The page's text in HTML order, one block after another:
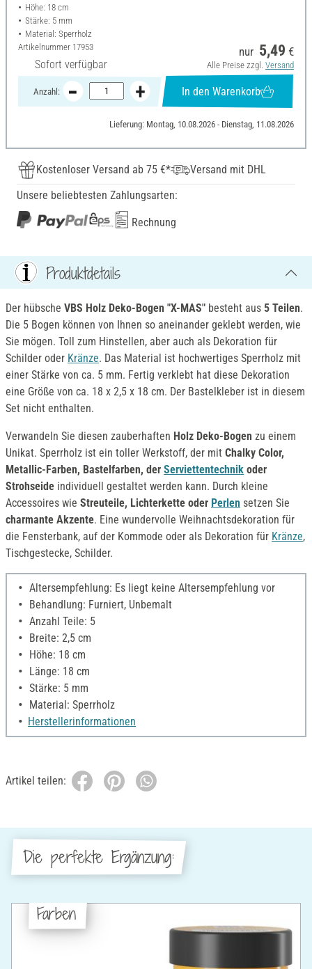
Höhe: 18 cm
Stärke: 5 mm
Material: Sperrholz
Artikelnummer 17953
Sofort verfügbar
nur 5,49 €
Alle Preise zzgl. Versand
Anzahl: In den Warenkorb
Lieferung: Montag, 10.08.2026 - Dienstag, 11.08.2026
Kostenloser Versand ab 75 €*
Versand mit DHL
Unsere beliebtesten Zahlungsarten:
Rechnung
Produktdetails
Der hübsche VBS Holz Deko-Bogen "X-MAS" besteht aus 5 Teilen.
Die 5 Bogen können von Ihnen so aneinander geklebt werden, wie
Sie mögen. Toll zum Hinstellen, aber auch als Dekoration für
Schilder oder Kränze. Das Material ist hochwertiges Sperrholz mit
einer Stärke von ca. 5 mm. Fertig verklebt hat diese Dekoration
eine Größe von ca. 18 x 2,5 x 18 cm. Der Bastelkleber ist in diesem
Set nicht enthalten.
Verwandeln Sie diesen zauberhaften Holz Deko-Bogen zu einem
Unikat. Sperrholz ist ein toller Werkstoff, der mit Chalky Color,
Metallic-Farben, Bastelfarben, der Serviettentechnik oder
Strohseide individuell gestaltet werden kann. Durch kleine
Accessoires wie Streuteile, Lichterkette oder Perlen setzen Sie
charmante Akzente. Eine wundervolle Weihnachtsdekoration für
die Fensterbank, auf der Kommode oder als Dekoration für Kränze,
Tischgestecke, Schilder.
Altersempfehlung: Es liegt keine Altersempfehlung vor
Behandlung: Furniert, Unbemalt
Anzahl Teile: 5
Breite: 2,5 cm
Höhe: 18 cm
Länge: 18 cm
Stärke: 5 mm
Material: Sperrholz
Herstellerinformationen
Artikel teilen:
Die perfekte Ergänzung:
Farben